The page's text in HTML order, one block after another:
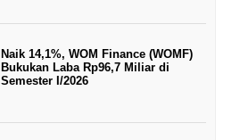
Naik 14,1%, WOM Finance (WOMF)
Bukukan Laba Rp96,7 Miliar di
Semester I/2026